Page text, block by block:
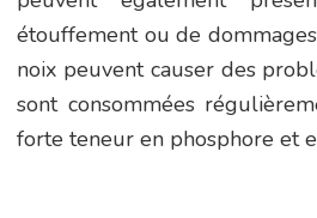
étouffement ou de
noix peuvent causer des
sont consommées
forte teneur en phosphore et